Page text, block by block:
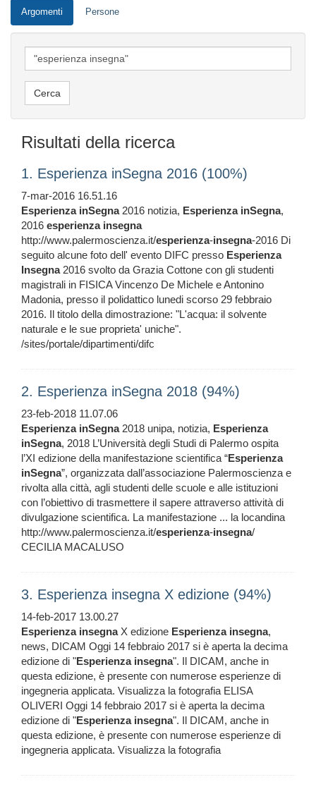
Argomenti Persone
Risultati della ricerca
1. Esperienza inSegna 2016 (100%)
7-mar-2016 16.51.16
Esperienza inSegna2016 notizia, Esperienza inSegna,
2016 esperienza insegna
http://www.palermoscienza.it/esperienza-insegna-2016 Di
seguito alcune foto dell' evento DIFC presso Esperienza
Insegna2016 svolto da Grazia Cottone con gli studenti
magistrali in FISICA Vincenzo De Michele e Antonino
Madonia, presso il polidattico lunedi scorso 29 febbraio
2016. Il titolo della dimostrazione: "L'acqua: il solvente
naturale e le sue proprieta' uniche".
/sites/portale/dipartimenti/difc
2. Esperienza inSegna 2018 (94%)
23-feb-2018 11.07.06
Esperienza inSegna2018 unipa, notizia, Esperienza
inSegna, 2018 L’Università degli Studi di Palermo ospita
l’XI edizione della manifestazione scientifica “Esperienza
inSegna”, organizzata dall’associazione Palermoscienza e
rivolta alla città, agli studenti delle scuole e alle istituzioni
con l’obiettivo di trasmettere il sapere attraverso attività di
divulgazione scientifica. La manifestazione ... la locandina
http://www.palermoscienza.it/esperienza-insegna/
CECILIA MACALUSO
3. Esperienza insegna X edizione (94%)
14-feb-2017 13.00.27
Esperienza insegnaX edizione Esperienza insegna,
news, DICAM Oggi 14 febbraio 2017 si è aperta la decima
edizione di "Esperienza insegna". Il DICAM, anche in
questa edizione, è presente con numerose esperienze di
ingegneria applicata. Visualizza la fotografia ELISA
OLIVERI Oggi 14 febbraio 2017 si è aperta la decima
edizione di "Esperienza insegna". Il DICAM, anche in
questa edizione, è presente con numerose esperienze di
ingegneria applicata. Visualizza la fotografia